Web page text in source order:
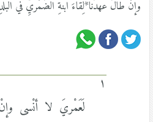
وإنْ طالَ عهدُنا*لِقاءَ ابنةِ الضَمْريِّ في
١
لَعَمْريَ لا أنْسى